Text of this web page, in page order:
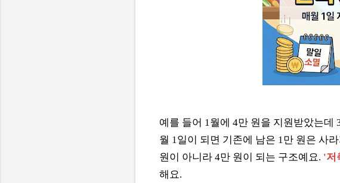
예를 들어 1월에 4만 원을 지원받았는데
월 1일이 되면 기존에 남은 1만 원은 사
원이 아니라 4만 원이 되는 구조예요. '저
해요.